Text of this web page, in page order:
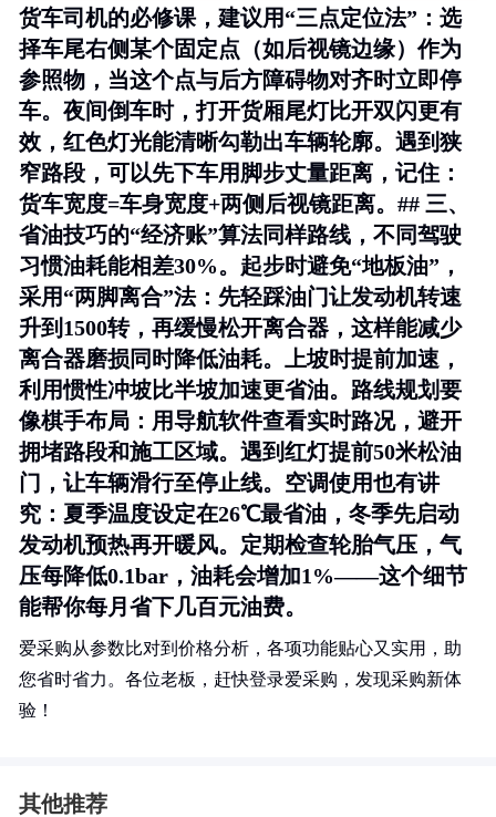
货车司机的必修课，建议用“三点定位法”：选
择车尾右侧某个固定点（如后视镜边缘）作为
参照物，当这个点与后方障碍物对齐时立即停
车。夜间倒车时，打开货厢尾灯比开双闪更有
效，红色灯光能清晰勾勒出车辆轮廓。遇到狭
窄路段，可以先下车用脚步丈量距离，记住：
货车宽度=车身宽度+两侧后视镜距离。## 三、
省油技巧的“经济账”算法同样路线，不同驾驶
习惯油耗能相差30%。起步时避免“地板油”，
采用“两脚离合”法：先轻踩油门让发动机转速
升到1500转，再缓慢松开离合器，这样能减少
离合器磨损同时降低油耗。上坡时提前加速，
利用惯性冲坡比半坡加速更省油。路线规划要
像棋手布局：用导航软件查看实时路况，避开
拥堵路段和施工区域。遇到红灯提前50米松油
门，让车辆滑行至停止线。空调使用也有讲
究：夏季温度设定在26℃最省油，冬季先启动
发动机预热再开暖风。定期检查轮胎气压，气
压每降低0.1bar，油耗会增加1%——这个细节
能帮你每月省下几百元油费。
爱采购从参数比对到价格分析，各项功能贴心又实用，助
您省时省力。各位老板，赶快登录爱采购，发现采购新体
验！
其他推荐